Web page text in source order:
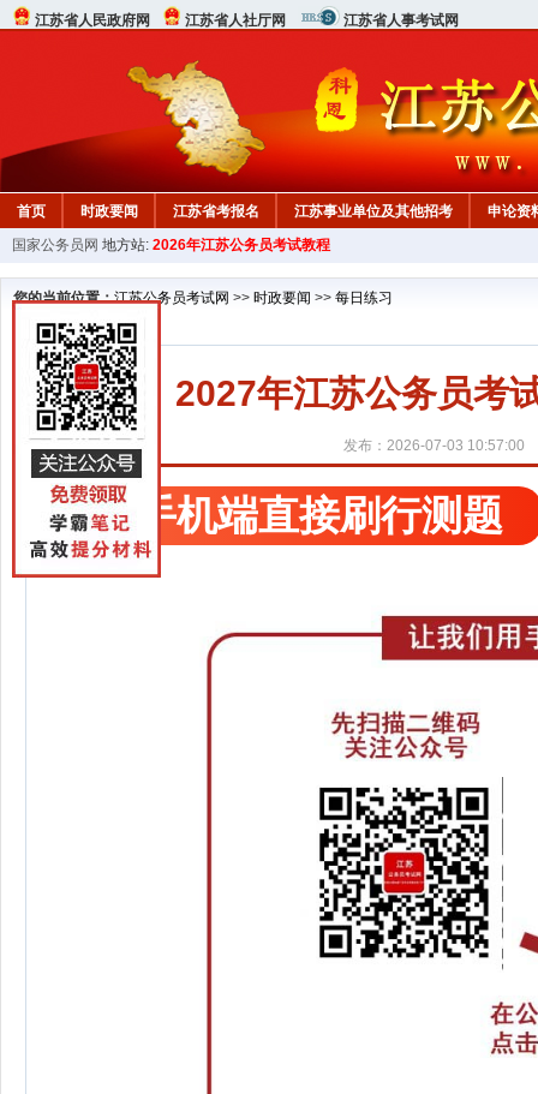
江苏省人民政府网 江苏省人社厅网 江苏省人事考试网
首页 时政要闻 江苏省考报名 江苏事业单位及其他招考
申论资
国家公务员网 地方站: 2026年江苏公务员考试教程
您的当前位置：江苏公务员考试网 >> 时政要闻 >> 每日练习
2027年江苏公务员考
发布：2026-07-03 10:57:00
手机端直接刷行测题